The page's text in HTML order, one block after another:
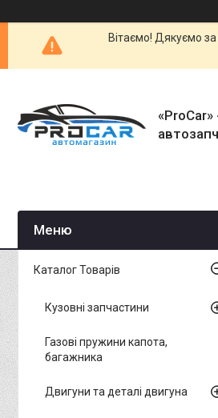
Вітаємо! Дякуємо
Каталог Товарів
Кузовні запчастини
Газові пружини капота,
багажника
Двигуни та деталі двигуна